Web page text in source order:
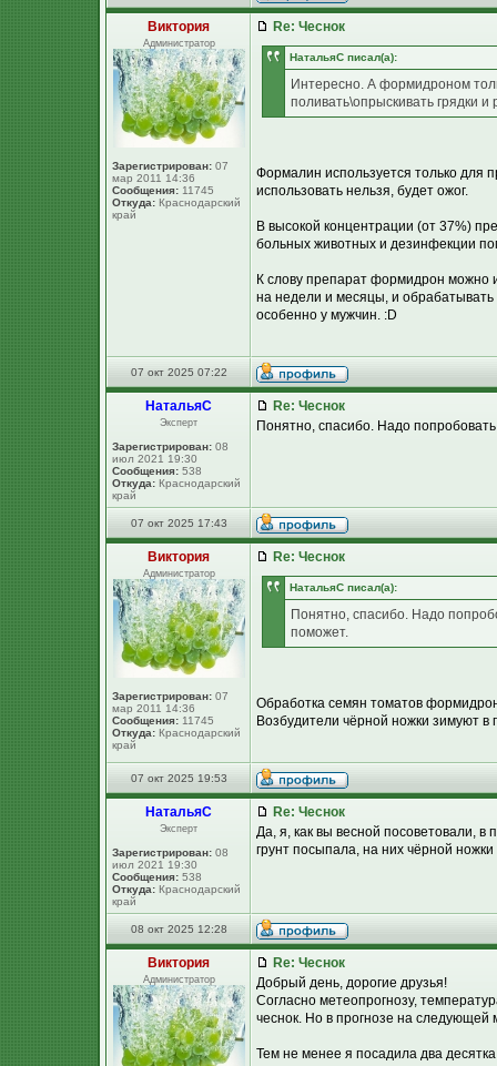
Виктория
Администратор
Зарегистрирован: 07
мар 2011 14:36
Сообщения: 11745
Откуда: Краснодарский
край
Re: Чеснок
НатальяС писал(а):
Интересно. А формидроном
поливать\опрыскивать грядки
Формалин используется только для
использовать нельзя, будет ожог.
В высокой концентрации (от 37%)
больных животных и дезинфекции
К слову препарат формидрон можно
на недели и месяцы, и обрабатывать
особенно у мужчин. :D
07 окт 2025 07:22
НатальяС
Эксперт
Зарегистрирован: 08
июл 2021 19:30
Сообщения: 538
Откуда: Краснодарский
край
Re: Чеснок
Понятно, спасибо. Надо
07 окт 2025 17:43
Виктория
Администратор
Зарегистрирован: 07
мар 2011 14:36
Сообщения: 11745
Откуда: Краснодарский
край
Re: Чеснок
НатальяС писал(а):
Понятно, спасибо. Надо
поможет.
Обработка семян томатов
Возбудители чёрной ножки зимуют в
07 окт 2025 19:53
НатальяС
Эксперт
Зарегистрирован: 08
июл 2021 19:30
Сообщения: 538
Откуда: Краснодарский
край
Re: Чеснок
Да, я, как вы весной посоветовали,
грунт посыпала, на них чёрной ножки
08 окт 2025 12:28
Виктория
Администратор
Re: Чеснок
Добрый день, дорогие друзья!
Согласно метеопрогнозу,
чеснок. Но в прогнозе на
Тем не менее я посадила два